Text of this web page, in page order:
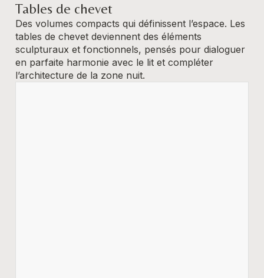
Tables de chevet
Des volumes compacts qui définissent l’espace. Les
tables de chevet deviennent des éléments
sculpturaux et fonctionnels, pensés pour dialoguer
en parfaite harmonie avec le lit et compléter
l’architecture de la zone nuit.